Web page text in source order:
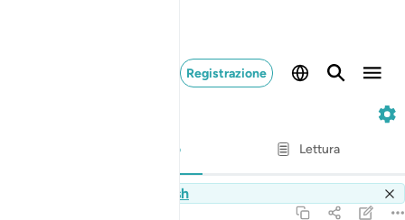
Registrazione
Versetto per versetto Lettura
: Hamza Roberto Piccardo
English